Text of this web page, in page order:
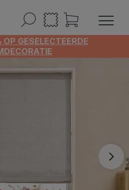
GESELECTEERDE